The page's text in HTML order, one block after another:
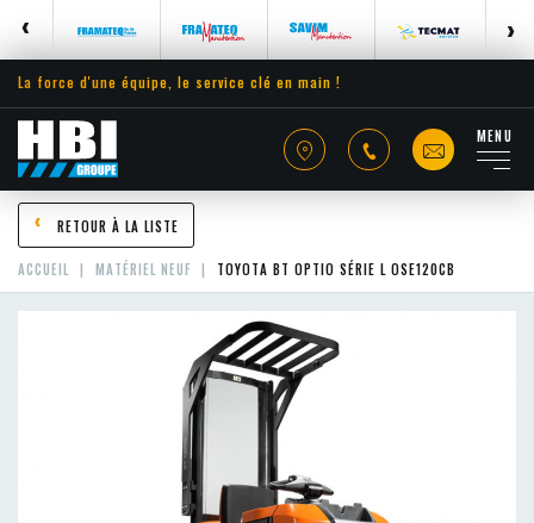
La force d'une équipe, le service clé en main !
MENU
RETOUR À LA LISTE
ACCUEIL MATÉRIEL NEUF TOYOTA BT OPTIO SÉRIE L OSE120CB